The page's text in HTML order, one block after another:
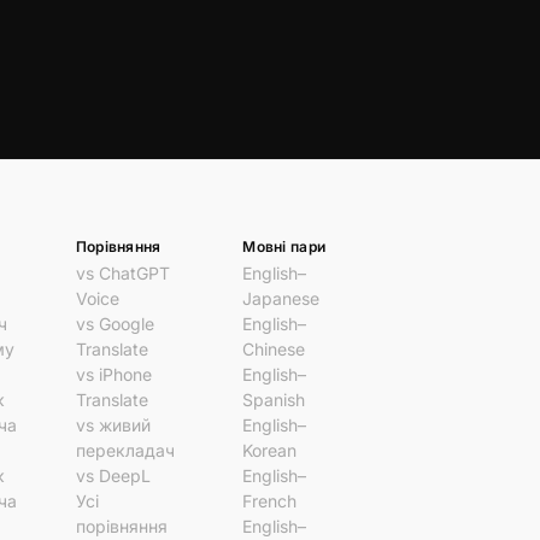
Порівняння
vs ChatGPT
Voice
vs Google
Translate
vs iPhone
Translate
vs живий
перекладач
vs DeepL
Усі
порівняння
Мовні пари
English–
Japanese
English–
Chinese
English–
Spanish
English–
Korean
English–
French
English–